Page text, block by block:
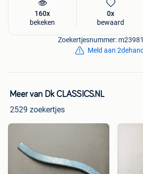
160x
bekeken
0x
bewaard
Zoekertjesnummer:
Meld aan
Meer van Dk CLASSICS.NL
2529 zoekertjes